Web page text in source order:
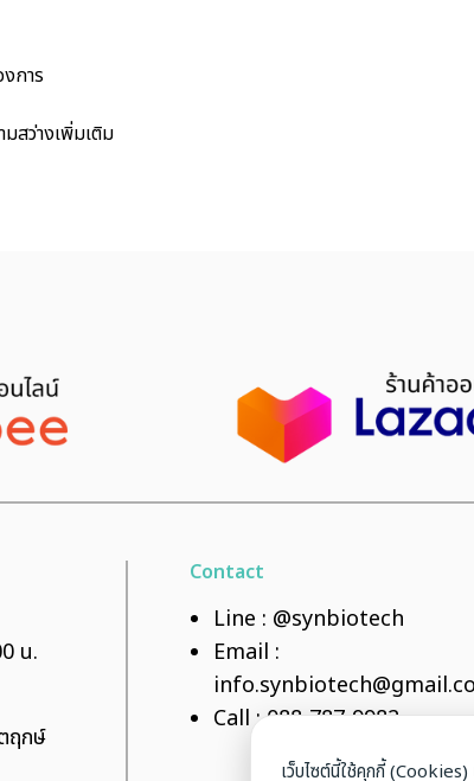
การ
สว่างเพิ่มเติม
น.
ฤกษ์
Contact
Line : @synbiotech
Email :
Call :088-787-9982
เว็บไซต์นี้ใช้คุกกี้